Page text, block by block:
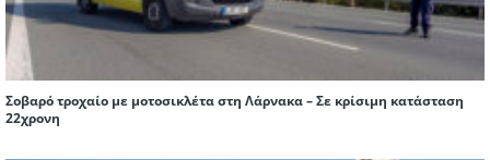
Σοβαρό τροχαίο με μοτοσικλέτα στη Λάρνακα – Σε κρίσιμη κατάσταση
22χρονη